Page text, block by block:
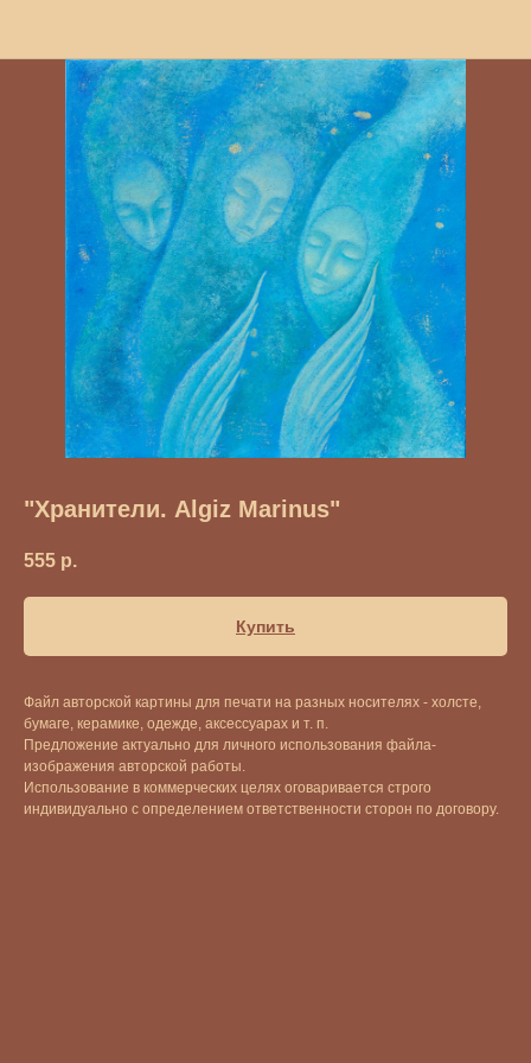
"Хранители. Algiz Marinus"
555 р.
Купить
Файл авторской картины для печати на разных носителях - холсте,
бумаге, керамике, одежде, аксессуарах и т. п.
Предложение актуально для личного использования файла-
изображения авторской работы.
Использование в коммерческих целях оговаривается строго
индивидуально с определением ответственности сторон по договору.